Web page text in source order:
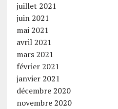
juillet 2021
juin 2021
mai 2021
avril 2021
mars 2021
février 2021
janvier 2021
décembre 2020
novembre 2020